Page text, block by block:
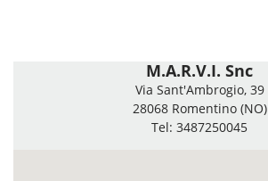
M.A.R.V.I. Snc
Via Sant'Ambrogio, 39
28068 Romentino (NO)
Tel: 3487250045